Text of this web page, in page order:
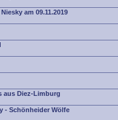
am 09.11.2019
aus Diez-Limburg
- Schönheider Wölfe